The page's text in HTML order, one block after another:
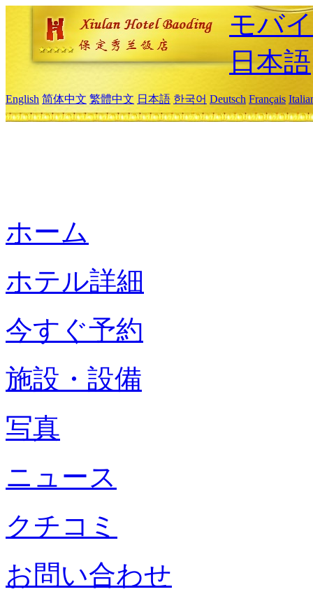
モバ
日本語
English 简体中文 繁體中文 日本語 한국어 Deutsch Français
ホーム
ホテル詳細
今すぐ予約
施設・設備
写真
ニュース
クチコミ
お問い合わせ